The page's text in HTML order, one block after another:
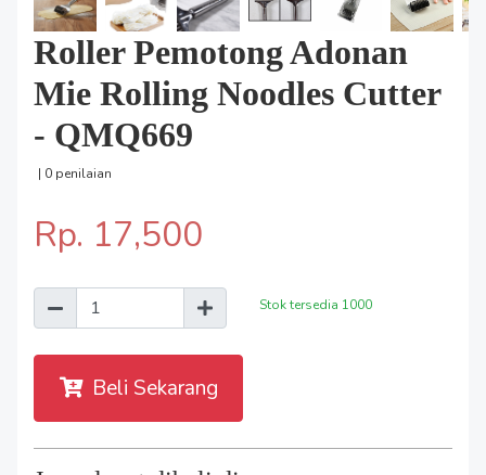
Roller Pemotong Adonan
Mie Rolling Noodles Cutter
- QMQ669
| 0 penilaian
Rp. 17,500
Stok tersedia 1000
Beli Sekarang